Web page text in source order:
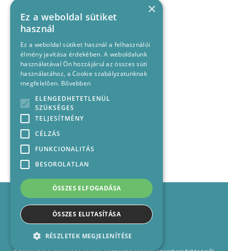
Impresszum
Médiajánlat
Felhasználási feltételek
Kapcsolat
×
Ez a weboldal sütiket
használ
Ez a weboldal sütiket használ a felhasználói
élmény javítása érdekében. A weboldalunk
használatával Ön hozzájárul az összes süti
használatához, a Cookie szabályzatunknak
megfelelően. Bővebben
ELENGEDHETETLENÜL
SZÜKSÉGES
TELJESÍTMÉNY
CÉLZÁS
FUNKCIONALITÁS
BESOROLATLAN
ÖSSZES ELFOGADÁSA
ÖSSZES ELUTASÍTÁSA
RÉSZLETEK MEGJELENÍTÉSE